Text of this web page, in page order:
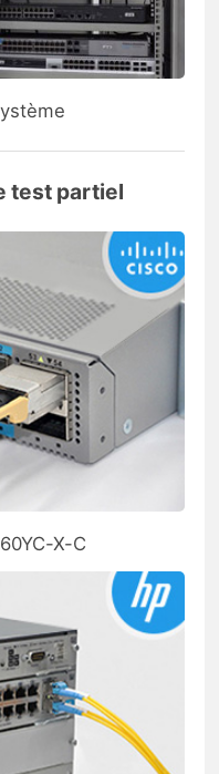
test partiel
X-C